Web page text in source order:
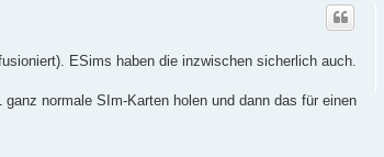
ESims haben die inzwischen sicherlich auch.
normale SIm-Karten holen und dann das für einen